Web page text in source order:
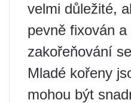
velmi důležité,
pevně fixován
zakořeňování
Mladé kořeny
mohou být